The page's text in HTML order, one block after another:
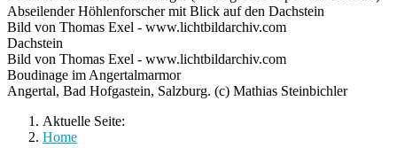
Abseilender Höhlenforscher mit Blick auf den Dachstein
Bild von Thomas Exel - www.lichtbildarchiv.com
Dachstein
Bild von Thomas Exel - www.lichtbildarchiv.com
Boudinage im Angertalmarmor
Angertal, Bad Hofgastein, Salzburg. (c) Mathias Steinbichler
Aktuelle Seite:
Home